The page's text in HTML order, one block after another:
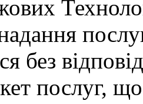
без
послуг,